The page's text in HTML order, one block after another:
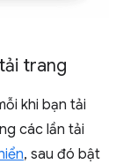
trang
khi bạn tải
các lần tải
, sau đó bật